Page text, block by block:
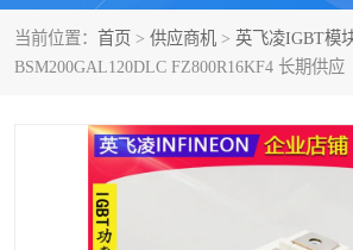
当前位置： 首页 > 供应商机 > 英飞凌IGBT模
BSM200GAL120DLC FZ800R16KF4 长期供应
SEMIKRON西门康IGBT
器
MOS管场效应管 晶闸管